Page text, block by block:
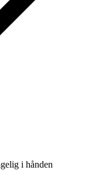
i hånden